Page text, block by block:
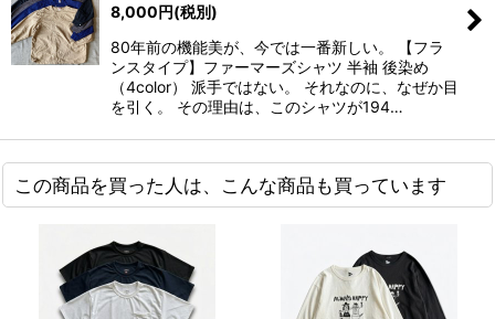
8,000円(税別)
80年前の機能美が、今では一番新しい。 【フラ
ンスタイプ】ファーマーズシャツ 半袖 後染め
（4color） 派手ではない。 それなのに、なぜか目
を引く。 その理由は、このシャツが194…
この商品を買った人は、こんな商品も買っています